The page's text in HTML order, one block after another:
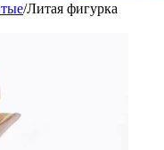
/Литая фигурка